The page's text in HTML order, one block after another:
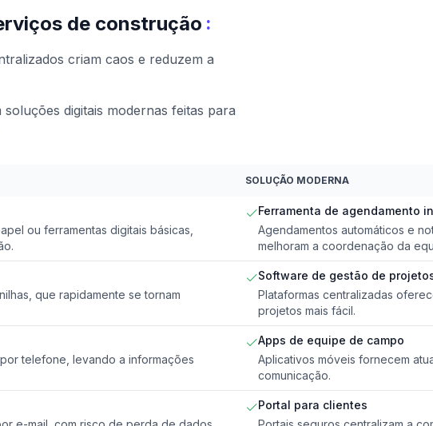
de construção :
criam caos e reduzem a
digitais modernas feitas para
SOLUÇÃO MODERNA
ou ferramentas digitais básicas,
Ferramenta de agendamento
Agendamentos automáticos e
melhoram a coordenação da
que rapidamente se tornam
Software de gestão de
Plataformas centralizadas
projetos mais fácil.
telefone, levando a informações
Apps de equipe de campo
Aplicativos móveis fornecem
comunicação.
Portal para clientes